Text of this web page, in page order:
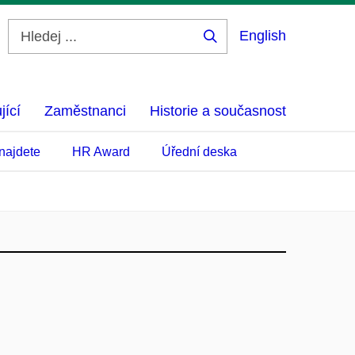
English
Zaměstnanci Historie a současnost
HR Award Úřední deska